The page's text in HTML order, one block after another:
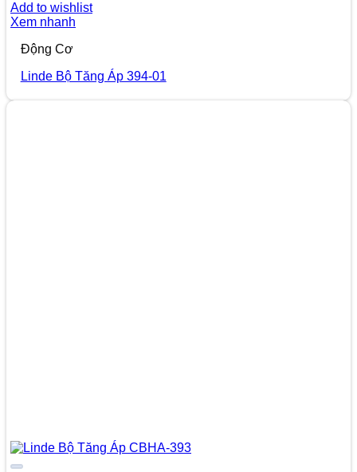
Add to wishlist
Xem nhanh
Động Cơ
Linde Bộ Tăng Áp 394-01